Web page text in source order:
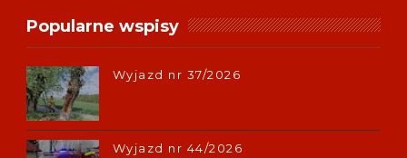
Popularne wspisy
Wyjazd nr 37/2026
Wyjazd nr 44/2026